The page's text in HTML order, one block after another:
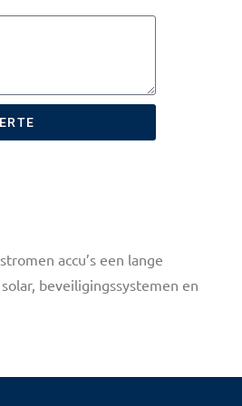
accu’s een lange
beveiligingssystemen en